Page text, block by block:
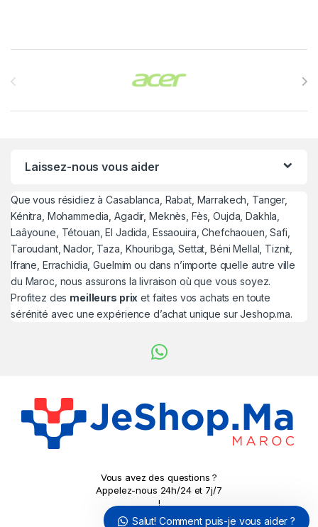
Laissez-nous vous aider
Que vous résidiez à Casablanca, Rabat, Marrakech, Tanger,
Kénitra, Mohammedia, Agadir, Meknès, Fès, Oujda, Dakhla,
Laâyoune, Tétouan, El Jadida, Essaouira, Chefchaouen, Safi,
Taroudant, Nador, Taza, Khouribga, Settat, Béni Mellal, Tiznit,
Ifrane, Errachidia, Guelmim ou dans n’importe quelle autre ville
du Maroc, nous assurons la livraison où que vous soyez.
Profitez des meilleurs prix et faites vos achats en toute
sérénité avec une expérience d’achat unique sur Jeshop.ma.
Vous avez des questions ?
Appelez-nous 24h/24 et 7j/7
!
0779690324
Salut! Comment puis-je vous aider ?